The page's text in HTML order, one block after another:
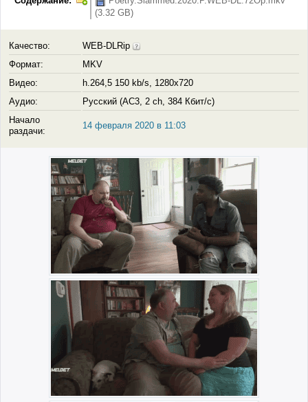
(3.32 GB)
Качество:
WEB-DLRip
Формат:
MKV
Видео:
h.264,5 150 kb/s, 1280x720
Аудио:
Русский (AC3, 2 ch, 384 Кбит/с)
Начало
раздачи:
14 февраля 2020 в 11:03